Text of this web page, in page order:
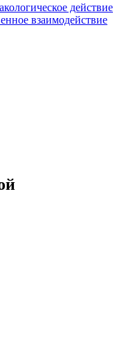
действие
взаимодействие